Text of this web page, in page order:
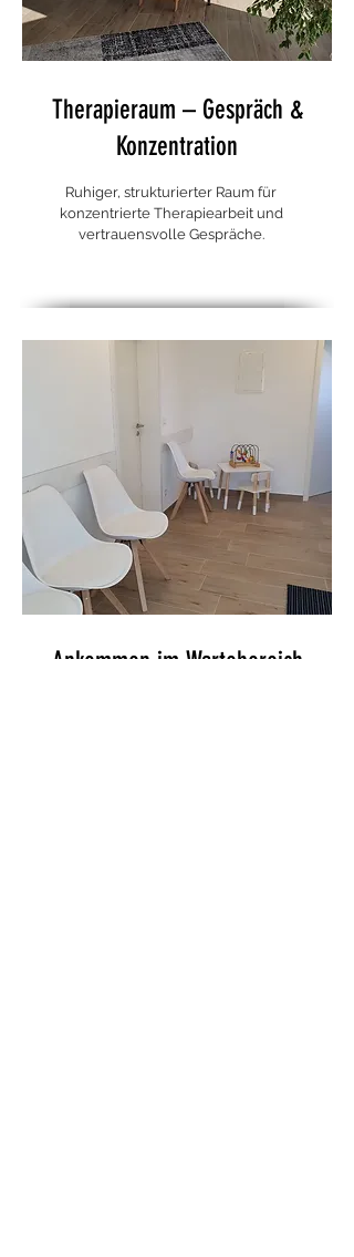
Therapieraum – Gespräch &
Konzentration
Ruhiger, strukturierter Raum für
konzentrierte Therapiearbeit und
vertrauensvolle Gespräche.
Ankommen im Wartebereich